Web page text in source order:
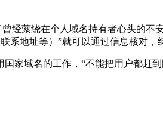
经萦绕在个人域名持有者心头的
地址等）”就可以通过信息核对，
家域名的工作，“不能把用户都赶